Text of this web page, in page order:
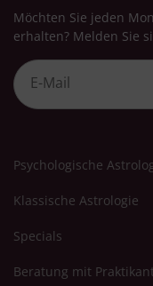
Möchten Sie jeden
erhalten? Melden Sie
Psychologische
Klassische Astrologie
Specials
Beratung mit